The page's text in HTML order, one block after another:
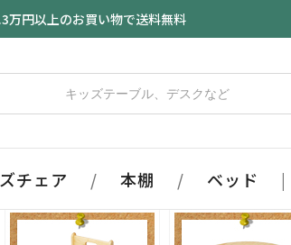
万円以上のお買い物で送料無料
チェア / 本棚 / ベッド |